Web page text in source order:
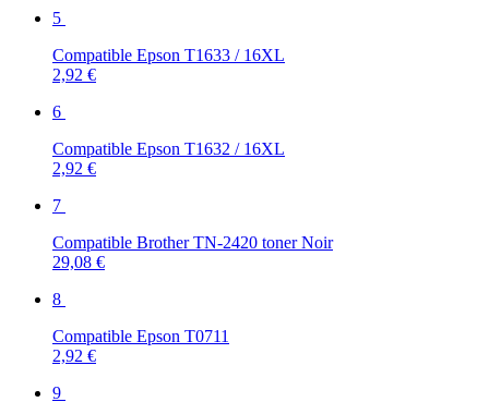
5
Compatible Epson T1633 / 16XL
2,92 €
6
Compatible Epson T1632 / 16XL
2,92 €
7
Compatible Brother TN-2420 toner Noir
29,08 €
8
Compatible Epson T0711
2,92 €
9